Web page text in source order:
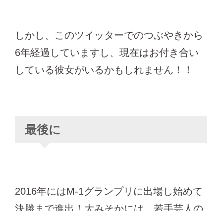
しかし、このツイッターでのつぶやきから
6年経過していますし、現在はお付き合い
している彼女がいるかもしれません！！
最後に
2016年にはM-1グランプリに出場し始めて
決勝まで進出！大みそかには、若手芸人の